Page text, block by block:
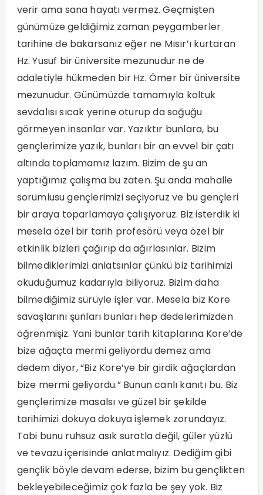
verir ama sana hayatı vermez. Geçmişten
günümüze geldiğimiz zaman peygamberler
tarihine de bakarsanız eğer ne Mısır’ı kurtaran
Hz. Yusuf bir üniversite mezunudur ne de
adaletiyle hükmeden bir Hz. Ömer bir üniversite
mezunudur. Günümüzde tamamıyla koltuk
sevdalısı sıcak yerine oturup da soğuğu
görmeyen insanlar var. Yazıktır bunlara, bu
gençlerimize yazık, bunları bir an evvel bir çatı
altında toplamamız lazım. Bizim de şu an
yaptığımız çalışma bu zaten. Şu anda mahalle
sorumlusu gençlerimizi seçiyoruz ve bu gençleri
bir araya toparlamaya çalışıyoruz. Biz isterdik ki
mesela özel bir tarih profesörü veya özel bir
etkinlik bizleri çağırıp da ağırlasınlar. Bizim
bilmediklerimizi anlatsınlar çünkü biz tarihimizi
okuduğumuz kadarıyla biliyoruz. Bizim daha
bilmediğimiz sürüyle işler var. Mesela biz Kore
savaşlarını şunları bunları hep dedelerimizden
öğrenmişiz. Yani bunlar tarih kitaplarına Kore’de
bize ağaçta mermi geliyordu demez ama
dedem diyor, “Biz Kore’ye bir girdik ağaçlardan
bize mermi geliyordu.” Bunun canlı kanıtı bu. Biz
gençlerimize masalsı ve güzel bir şekilde
tarihimizi dokuya dokuya işlemek zorundayız.
Tabi bunu ruhsuz asık suratla değil, güler yüzlü
ve tevazu içerisinde anlatmalıyız. Dediğim gibi
gençlik böyle devam ederse, bizim bu gençlikten
bekleyebileceğimiz çok fazla be şey yok. Biz